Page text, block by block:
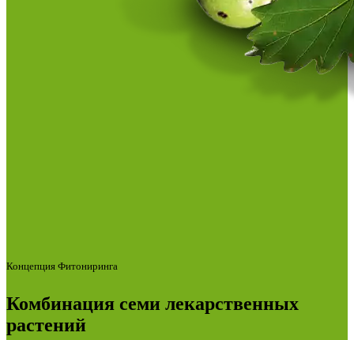
Концепция Фитониринга
Комбинация семи лекарственных
растений